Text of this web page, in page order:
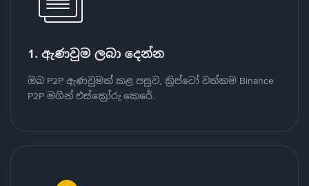
1. ඇණවුම ලබා දෙන්න
ඔබ P2P ඇණවුමක් කළ පසුව, ක්‍රිප්ටෝ වත්කම Binance
P2P මගින් එස්ක්‍රෝරු කෙරේ.